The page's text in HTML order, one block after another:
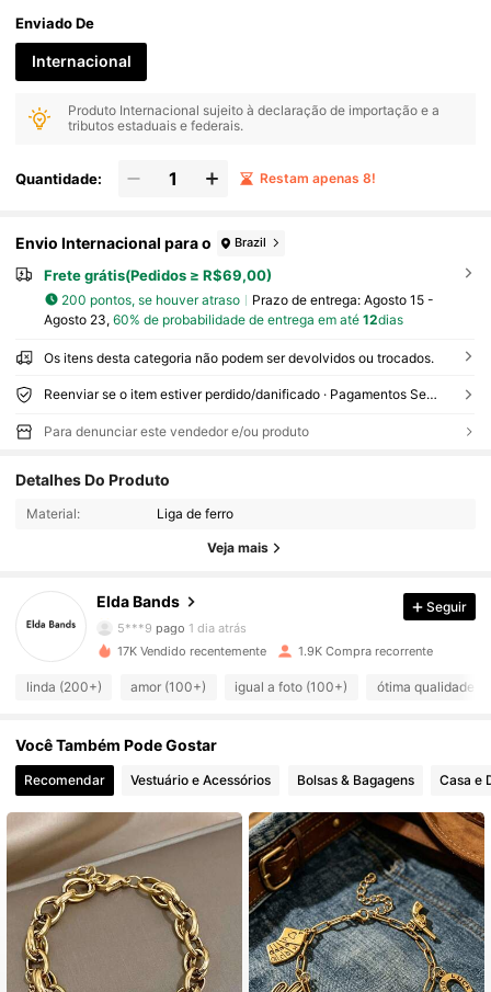
Enviado De
Internacional
Produto Internacional sujeito à declaração de importação e a
tributos estaduais e federais.
Quantidade: Restam apenas 8!
Envio Internacional para o Brazil
Frete grátis(Pedidos ≥ R$69,00)
200 pontos, se houver atraso Prazo de entrega: Agosto 15 -
Agosto 23, 60% de probabilidade de entrega em até 12dias
Os itens desta categoria não podem ser devolvidos ou trocados.
Reenviar se o item estiver perdido/danificado · Pagamentos Seguros · Proteção de privacidade
Para denunciar este vendedor e/ou produto
Detalhes Do Produto
Material: Liga de ferro
Veja mais
Elda Bands
4,81 367 Seguidores
367 Seguidores
4,81
367 Seguidores
5***9 pago 1 dia atrás
4,81 367 Seguidores
4,81 367 Seguidores
4,81 367 Seguidores
367 Seguidores
Seguir
17K Vendido recentemente 1.9K Compra recorrente
linda (200+) amor (100+) igual a foto (100+) ótima qualidade
Você Também Pode Gostar
Recomendar Vestuário e Acessórios Bolsas & Bagagens Casa e